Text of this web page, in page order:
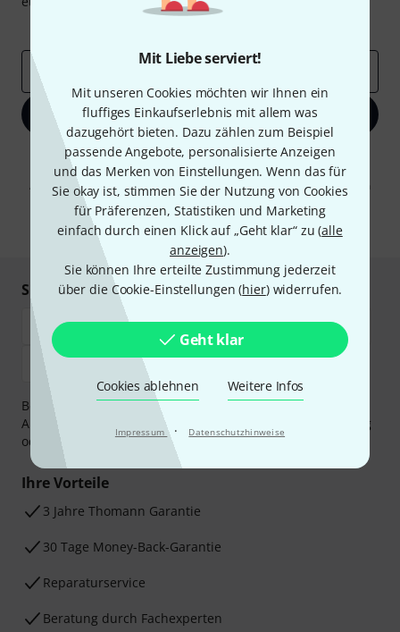
Mit Liebe serviert!
Mit unseren Cookies möchten wir Ihnen ein
fluffiges Einkaufserlebnis mit allem was
dazugehört bieten. Dazu zählen zum Beispiel
passende Angebote, personalisierte Anzeigen
und das Merken von Einstellungen. Wenn das für
Sie okay ist, stimmen Sie der Nutzung von Cookies
für Präferenzen, Statistiken und Marketing
einfach durch einen Klick auf „Geht klar“ zu (alle
anzeigen).
Sie können Ihre erteilte Zustimmung jederzeit
über die Cookie-Einstellungen (hier) widerrufen.
Geht klar
Cookies ablehnen Weitere Infos
Impressum · Datenschutzhinweise
E-Mail-Adresse
Jetzt anmelden
Mit Klick auf „Jetzt anmelden“ stimmen Sie dem Erhalt von E-Mail-
Werbung und einer Messung des E-Mail-Nutzungsverhaltens zu. Die
Abmeldung ist jederzeit möglich. Weitere Informationen finden Sie in
unserenDatenschutzhinweisen
* Pflichtfeld
Sicher einkaufen & bezahlen
Bezahlen Sie vertraulich und sicher per Vorkasse, PayPal,
Amazon Pay,
Klarna Sofort bezahlen
Klarna Ratenzahlung
oder Kreditkarte.
Ihre Vorteile
3 Jahre Thomann Garantie
30 Tage Money-Back-Garantie
Reparaturservice
Beratung durch Fachexperten